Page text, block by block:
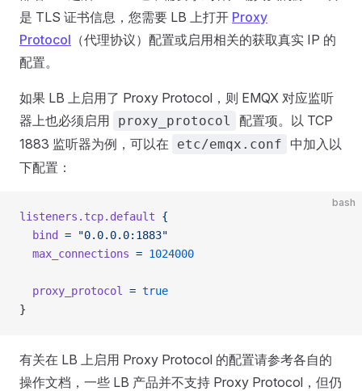
是 TLS 证书信息，您需要 LB 上打开 Proxy
Protocol （代理协议）配置或启用相关的获取真实 IP 的
配置。
如果 LB 上启用了 Proxy Protocol，则 EMQX 对应监听
器上也必须启用
proxy_protocol
配置项。以 TCP
1883 监听器为例，可以在
etc/emqx.conf
中加入以
下配置：
bash
listeners.tcp.default {
  bind
= "0.0.0.0:1883"
  max_connections
= 1024000
  proxy_protocol
= true
}
有关在 LB 上启用 Proxy Protocol 的配置请参考各自的
操作文档，一些 LB 产品并不支持 Proxy Protocol，但仍